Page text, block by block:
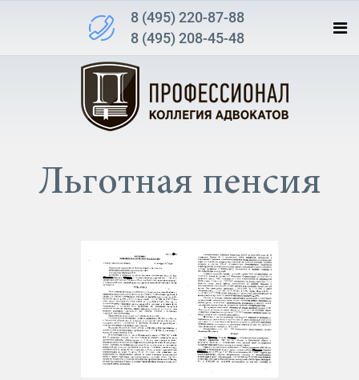
8 (495) 220-87-88
8 (495) 208-45-48
Льготная пенсия